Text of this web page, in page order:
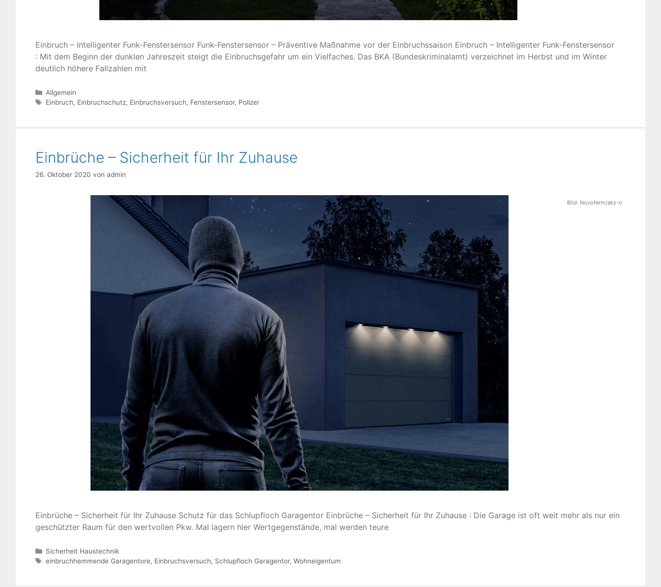
Einbruch – Intelligenter Funk-Fenstersensor Funk-Fenstersensor – Präventive Maßnahme vor der Einbruchssaison Einbruch – Intelligenter Funk-Fenstersensor
: Mit dem Beginn der dunklen Jahreszeit steigt die Einbruchsgefahr um ein Vielfaches. Das BKA (Bundeskriminalamt) verzeichnet im Herbst und im Winter
deutlich höhere Fallzahlen mit
Kategorien
Allgemein
Schlagwörter
Einbruch, Einbruchschutz, Einbruchsversuch, Fenstersensor, Polizei
Einbrüche – Sicherheit für Ihr Zuhause
26. Oktober 2020 von admin
Bild: Novoferm/akz-o
Einbrüche – Sicherheit für Ihr Zuhause Schutz für das Schlupfloch Garagentor Einbrüche – Sicherheit für Ihr Zuhause : Die Garage ist oft weit mehr als nur ein
geschützter Raum für den wertvollen Pkw. Mal lagern hier Wertgegenstände, mal werden teure
Kategorien
Sicherheit Haustechnik
Schlagwörter
einbruchhemmende Garagentore, Einbruchsversuch, Schlupfloch Garagentor,Wohneigentum